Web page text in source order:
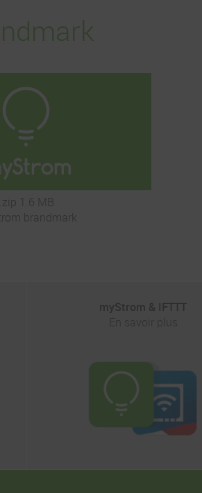
.zip 1.6 MB
brandmark
myStrom & IFTTT
En savoir plus